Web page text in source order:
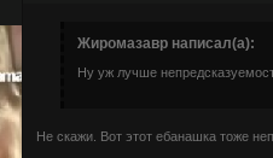
Жиромазавр написал(а):
Ну уж лучше
Не скажи. Вот этот ебанашка тоже